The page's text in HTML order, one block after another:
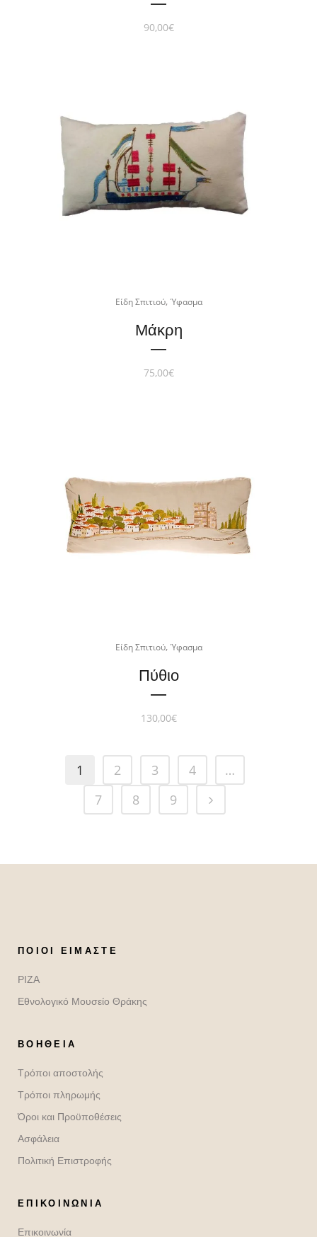
90,00€
Είδη Σπιτιού, Ύφασμα
Μάκρη
75,00€
Είδη Σπιτιού, Ύφασμα
Πύθιο
130,00€
1 2 3 4
…
7
8 9
ΠΟΙΟΙ ΕΊΜΑΣΤΕ
ΡΙΖΑ
Εθνολογικό Μουσείο Θράκης
ΒΟΉΘΕΙΑ
Τρόποι αποστολής
Τρόποι πληρωμής
Όροι και Προϋποθέσεις
Ασφάλεια
Πολιτική Επιστροφής
ΕΠΙΚΟΙΝΩΝΙΑ
Επικοινωνία